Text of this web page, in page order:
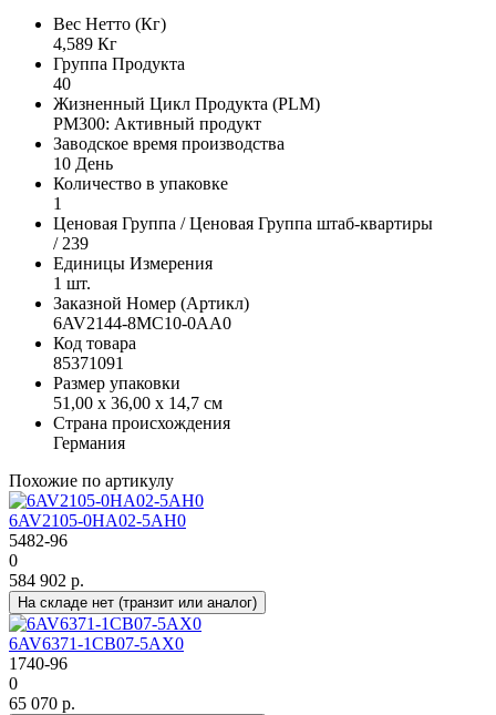
Вес Нетто (Кг)
4,589 Кг
Группа Продукта
40
Жизненный Цикл Продукта (PLM)
PM300: Активный продукт
Заводское время производства
10 День
Количество в упаковке
1
Ценовая Группа / Ценовая Группа штаб-квартиры
/ 239
Единицы Измерения
1 шт.
Заказной Номер (Артикл)
6AV2144-8MC10-0AA0
Код товара
85371091
Размер упаковки
51,00 x 36,00 x 14,7 см
Страна происхождения
Германия
Похожие по артикулу
6AV2105-0HA02-5AH0
5482-96
0
584 902 р.
На складе нет (транзит или аналог)
6AV6371-1CB07-5AX0
1740-96
0
65 070 р.